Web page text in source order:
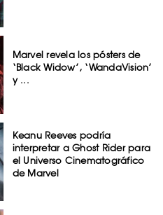
Marvel revela los pósters de
‘Black Widow’, ‘WandaVision’
y ...
Keanu Reeves podría
interpretar a Ghost Rider para
el Universo Cinematográfico
de Marvel